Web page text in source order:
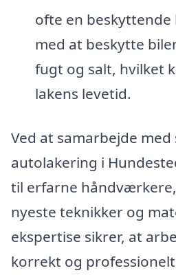
ofte en
med at beskytte
fugt og salt, hvilket
lakens levetid.
Ved at samarbejde med
autolakering i
til erfarne
nyeste teknikker og
ekspertise sikrer, at
korrekt og